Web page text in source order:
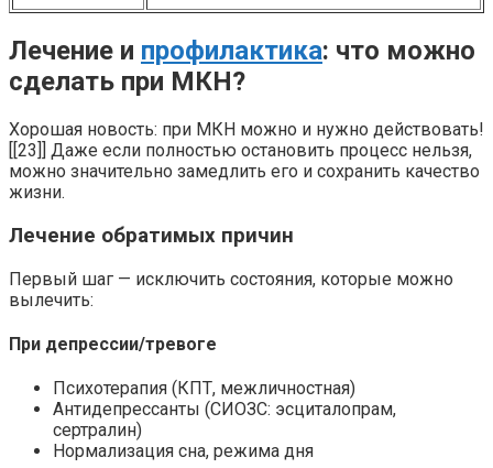
Лечение и профилактика: что можно
сделать при МКН?
Хорошая новость: при МКН можно и нужно действовать!
[[23]] Даже если полностью остановить процесс нельзя,
можно значительно замедлить его и сохранить качество
жизни.
Лечение обратимых причин
Первый шаг — исключить состояния, которые можно
вылечить:
При депрессии/тревоге
Психотерапия (КПТ, межличностная)
Антидепрессанты (СИОЗС: эсциталопрам,
сертралин)
Нормализация сна, режима дня